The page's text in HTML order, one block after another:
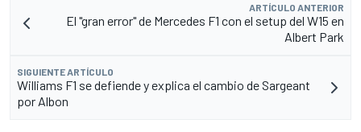
ARTÍCULO ANTERIOR
El "gran error" de Mercedes F1 con el setup del W15 en
Albert Park
SIGUIENTE ARTÍCULO
Williams F1 se defiende y explica el cambio de Sargeant
por Albon